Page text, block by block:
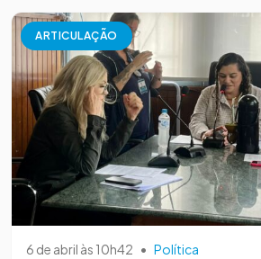
ARTICULAÇÃO
6 de abril às 10h42 • Política